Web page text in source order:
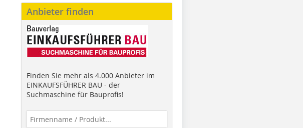
Anbieter finden
Finden Sie mehr als 4.000 Anbieter im
EINKAUFSFÜHRER BAU - der
Suchmaschine für Bauprofis!